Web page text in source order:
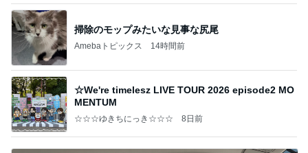
掃除のモップみたいな見事な尻尾
Amebaトピックス 14時間前
☆We're timelesz LIVE TOUR 2026 episode2 MO
MENTUM
☆☆☆ゆきちにっき☆☆☆ 8日前